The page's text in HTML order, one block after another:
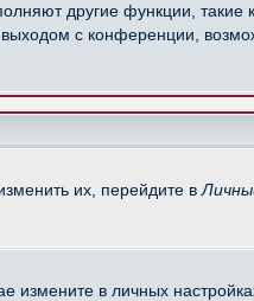
другие функции, такие
с конференции,
их, перейдите в
в личных